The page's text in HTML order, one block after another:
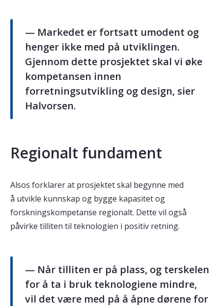
— Markedet er fortsatt umodent og
henger ikke med på utviklingen.
Gjennom dette prosjektet skal vi øke
kompetansen innen
forretningsutvikling og design, sier
Halvorsen.
Regionalt fundament
Alsos forklarer at prosjektet skal begynne med
å utvikle kunnskap og bygge kapasitet og
forskningskompetanse regionalt. Dette vil også
påvirke tilliten til teknologien i positiv retning.
— Når tilliten er på plass, og terskelen
for å ta i bruk teknologiene mindre,
vil det være med på å åpne dørene for